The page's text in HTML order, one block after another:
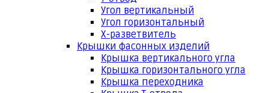
Угол вертикальный
Угол горизонтальный
Х-разветвитель
Крышки фасонных изделий
Крышка вертикального угла
Крышка горизонтального угла
Крышка переходника